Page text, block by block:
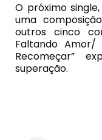
O próximo
uma
outros cinco
Faltando
Recomeçar”
superação.